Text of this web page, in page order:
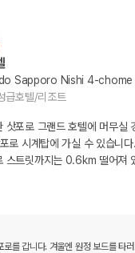
Sapporo Nishi 4-chome
급호텔/리조트
삿포로 그랜드 호텔에 머무실
로 시계탑에 가실 수 있습니
스트릿까지는 0.6km 떨어져
로를 갑니다. 겨울엔 원정 보드를 타